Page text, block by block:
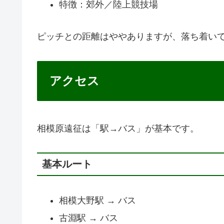
特徴：郊外／陸上競技場
ピッチとの距離はややありますが、落ち着い
アクセス
相模原遠征は「駅→バス」が基本です。
基本ルート
相模大野駅 → バス
古淵駅 → バス